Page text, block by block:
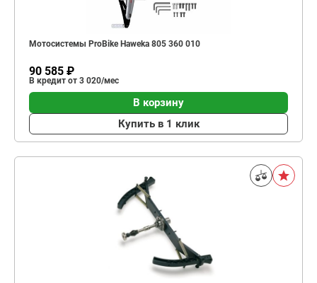
Мотосистемы ProBike Haweka 805 360 010
90 585 ₽
В кредит от 3 020/мес
В корзину
Купить в 1 клик